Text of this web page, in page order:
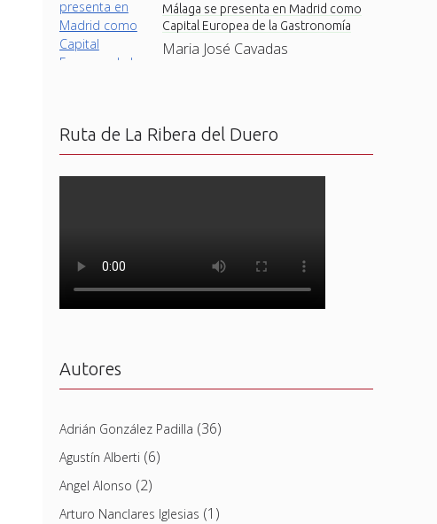
Málaga se presenta en Madrid como
Capital Europea de la Gastronomía
Maria José Cavadas
Ruta de La Ribera del Duero
Autores
Adrián González Padilla (36)
Agustín Alberti (6)
Angel Alonso (2)
Arturo Nanclares Iglesias (1)